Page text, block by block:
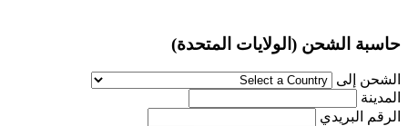
حاسبة الشحن (الولايات المتحدة)
الشحن إلى
المدينة
الرقم البريدي